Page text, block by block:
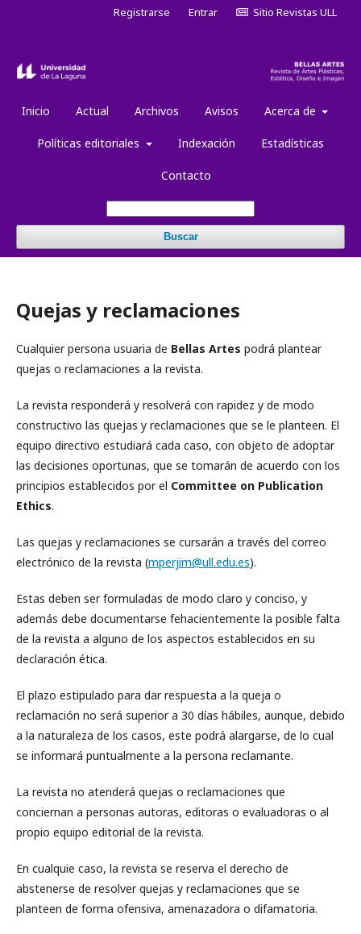
Inicio Actual Archivos Avisos Acerca de
Políticas editoriales Indexación Estadísticas
Contacto
Buscar
Registrarse Entrar Sitio Revistas ULL
Quejas y reclamaciones
Cualquier persona usuaria de Bellas Artes podrá plantear
quejas o reclamaciones a la revista.
La revista responderá y resolverá con rapidez y de modo
constructivo las quejas y reclamaciones que se le planteen. El
equipo directivo estudiará cada caso, con objeto de adoptar
las decisiones oportunas, que se tomarán de acuerdo con los
principios establecidos por el Committee on Publication
Ethics.
Las quejas y reclamaciones se cursarán a través del correo
electrónico de la revista (mperjim@ull.edu.es).
Estas deben ser formuladas de modo claro y conciso, y
además debe documentarse fehacientemente la posible falta
de la revista a alguno de los aspectos establecidos en su
declaración ética.
El plazo estipulado para dar respuesta a la queja o
reclamación no será superior a 30 días hábiles, aunque, debido
a la naturaleza de los casos, este podrá alargarse, de lo cual
se informará puntualmente a la persona reclamante.
La revista no atenderá quejas o reclamaciones que
conciernan a personas autoras, editoras o evaluadoras o al
propio equipo editorial de la revista.
En cualquie caso, la revista se reserva el derecho de
abstenerse de resolver quejas y reclamaciones que se
planteen de forma ofensiva, amenazadora o difamatoria.